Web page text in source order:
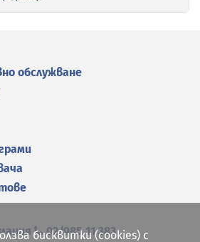
обслужване
02/985 11 383
бисквитки (cookies) с